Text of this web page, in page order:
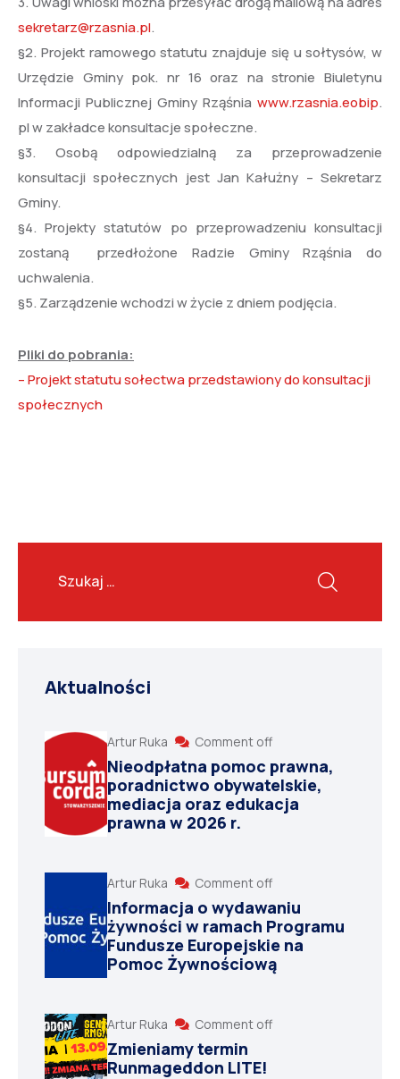
sekretarz@rzasnia.pl.
§2. Projekt ramowego statutu znajduje się u sołtysów, w
Urzędzie Gminy pok. nr 16 oraz na stronie Biuletynu
Informacji Publicznej Gminy Rząśnia www.rzasnia.eobip.
pl w zakładce konsultacje społeczne.
§3. Osobą odpowiedzialną za przeprowadzenie
konsultacji społecznych jest Jan Kałużny – Sekretarz
Gminy.
§4. Projekty statutów po przeprowadzeniu konsultacji
zostaną przedłożone Radzie Gminy Rząśnia do
uchwalenia.
§5. Zarządzenie wchodzi w życie z dniem podjęcia.
Pliki do pobrania:
– Projekt statutu sołectwa przedstawiony do konsultacji
społecznych
Aktualności
Artur Ruka Comment off
Nieodpłatna pomoc prawna,
poradnictwo obywatelskie,
mediacja oraz edukacja
prawna w 2026 r.
Artur Ruka Comment off
Informacja o wydawaniu
żywności w ramach Programu
Fundusze Europejskie na
Pomoc Żywnościową
Artur Ruka Comment off
Zmieniamy termin
Runmageddon LITE!